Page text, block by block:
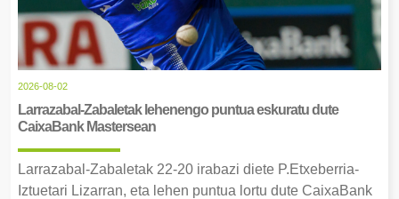
2026-08-02
Larrazabal-Zabaletak lehenengo puntua eskuratu dute
CaixaBank Mastersean
Larrazabal-Zabaletak 22-20 irabazi diete P.Etxeberria-
Iztuetari Lizarran, eta lehen puntua lortu dute CaixaBank